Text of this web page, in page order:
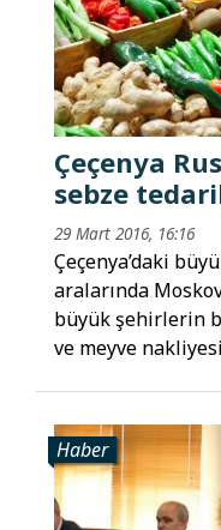
Çeçenya
sebze
29 Mart 2016, 16:16
Çeçenya’daki
aralarında
büyük şehirlerin
ve meyve
Haber